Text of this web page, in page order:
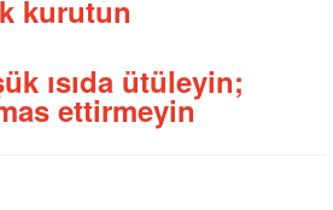
kurutun
ısıda ütüleyin;
ettirmeyin